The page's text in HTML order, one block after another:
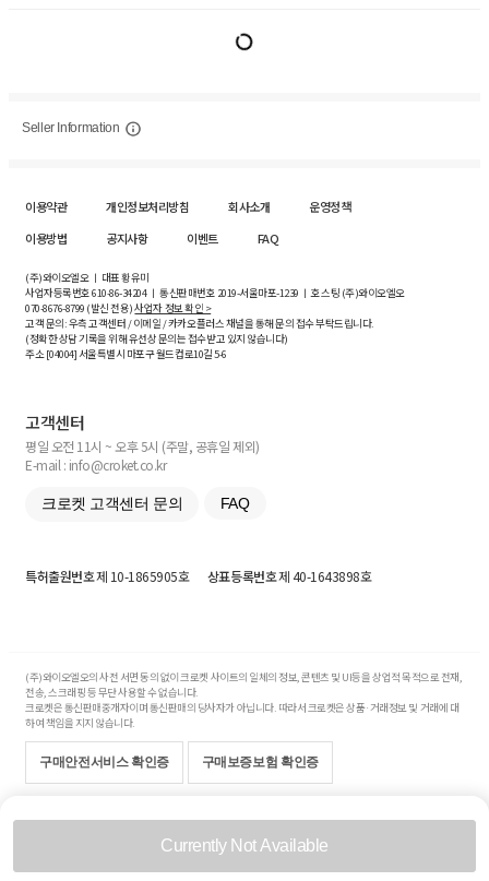
Currently Not Available
Seller Information
이용약관 개인정보처리방침 회사소개
운영정책
이용방법
공지사항 이벤트 FAQ
(주)와이오엘오 ㅣ 대표 황유미
사업자등록번호610-86-34204ㅣ 통신판매번호 2019-서울마포-1239 ㅣ 호스팅 (주)와이오엘오
070-8676-8799 (발신 전용)사업자 정보 확인 >
고객 문의: 우측 고객센터 / 이메일 / 카카오플러스 채널을 통해 문의 접수 부탁드립니다.
(정확한 상담 기록을 위해 유선상 문의는 접수받고 있지 않습니다)
주소 [04004] 서울특별시 마포구 월드컵로10길5-6
고객센터
평일 오전 11시 ~ 오후 5시 (주말, 공휴일 제외)
E-mail : info@croket.co.kr
크로켓 고객센터 문의 FAQ
특허출원번호제 10-1865905호 상표등록번호제 40-1643898호
(주)와이오엘오의 사전 서면 동의 없이 크로켓 사이트의 일체의 정보, 콘텐츠 및 UI등을 상업적 목적으로 전재,
전송, 스크래핑 등 무단 사용할 수 없습니다.
크로켓은 통신판매중개자이며 통신판매의 당사자가 아닙니다. 따라서 크로켓은 상품·거래정보 및 거래에 대
하여 책임을 지지 않습니다.
구매안전서비스 확인증 구매보증보험 확인증